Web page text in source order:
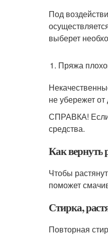
Под
выберет
Пряжа
не убережет
СПРАВКА! Если
средства.
Как
Чтобы
поможет
Стирка,
Повторная